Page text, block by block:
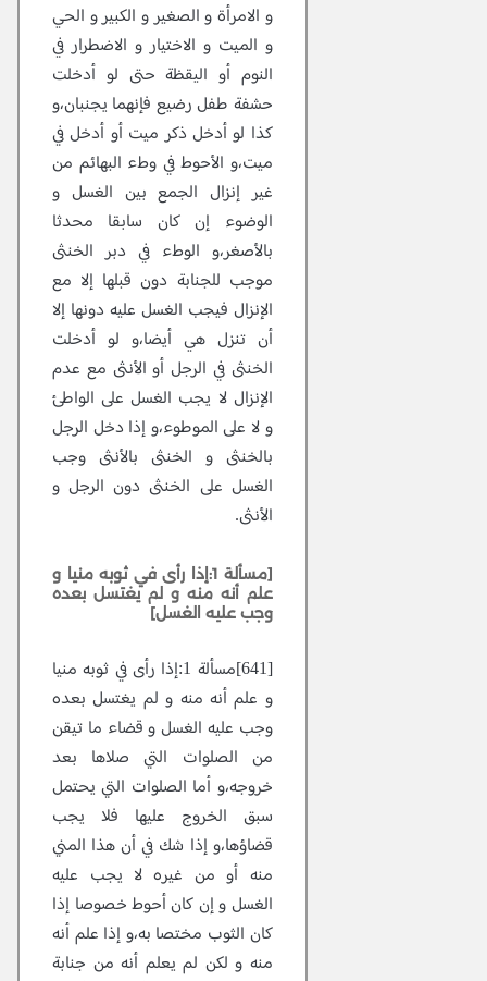
و الامرأة و الصغير و الكبير و الحي
و الميت و الاختيار و الاضطرار في
النوم أو اليقظة حتى لو أدخلت
حشفة طفل رضيع فإنهما يجنبان،و
كذا لو أدخل ذكر ميت أو أدخل في
ميت،و الأحوط في وطء البهائم من
غير إنزال الجمع بين الغسل و
الوضوء إن كان سابقا محدثا
بالأصغر،و الوطء في دبر الخنثى
موجب للجنابة دون قبلها إلا مع
الإنزال فيجب الغسل عليه دونها إلا
أن تنزل هي أيضا،و لو أدخلت
الخنثى في الرجل أو الأنثى مع عدم
الإنزال لا يجب الغسل على الواطئ
و لا على الموطوء،و إذا دخل الرجل
بالخنثى و الخنثى بالأنثى وجب
الغسل على الخنثى دون الرجل و
الأنثى.
[مسألة 1:إذا رأى في ثوبه منيا و
علم أنه منه و لم يغتسل بعده
وجب عليه الغسل]
[641]مسألة 1:إذا رأى في ثوبه منيا
و علم أنه منه و لم يغتسل بعده
وجب عليه الغسل و قضاء ما تيقن
من الصلوات التي صلاها بعد
خروجه،و أما الصلوات التي يحتمل
سبق الخروج عليها فلا يجب
قضاؤها،و إذا شك في أن هذا المني
منه أو من غيره لا يجب عليه
الغسل و إن كان أحوط خصوصا إذا
كان الثوب مختصا به،و إذا علم أنه
منه و لكن لم يعلم أنه من جنابة